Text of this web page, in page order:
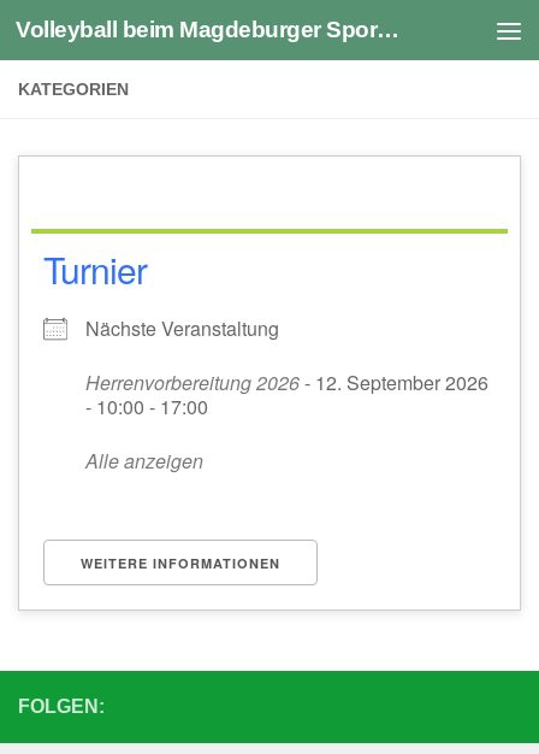
Zum Inhalt springen Volleyball beim Magdeburger Sportverein 1990 e.V.
KATEGORIEN
Turnier
Nächste Veranstaltung
Herrenvorbereitung 2026- 12. September 2026
- 10:00 - 17:00
Alle anzeigen
WEITERE INFORMATIONEN
FOLGEN: